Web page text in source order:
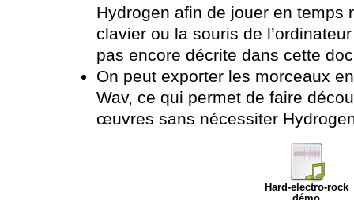
Hydrogen afin de jouer en temps
clavier ou la souris de
pas encore décrite dans cette
On peut exporter les morceaux
Wav, ce qui permet de faire
œuvres sans nécessiter
Hard-electro-rock